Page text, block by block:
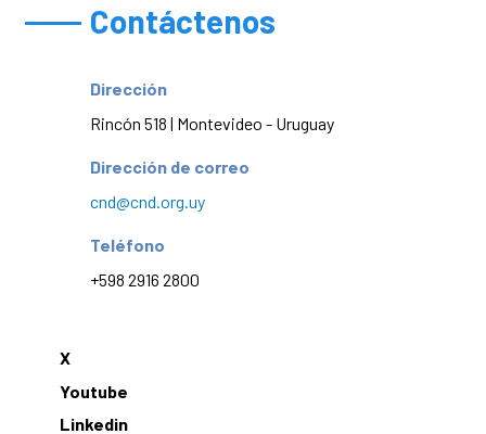
Contáctenos
Dirección
Rincón 518 | Montevideo - Uruguay
Dirección de correo
cnd@cnd.org.uy
Teléfono
+598 2916 2800
X
Youtube
Linkedin